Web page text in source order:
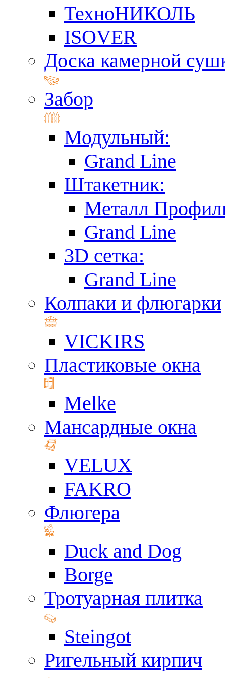
ТехноНИКОЛЬ
ISOVER
Доска камерной
Забор
Модульный:
Grand Line
Штакетник:
Металл
Grand Line
3D сетка:
Grand Line
Колпаки и флюгарки
VICKIRS
Пластиковые окна
Melke
Мансардные окна
VELUX
FAKRO
Флюгера
Duck and Dog
Borge
Тротуарная плитка
Steingot
Ригельный кирпич